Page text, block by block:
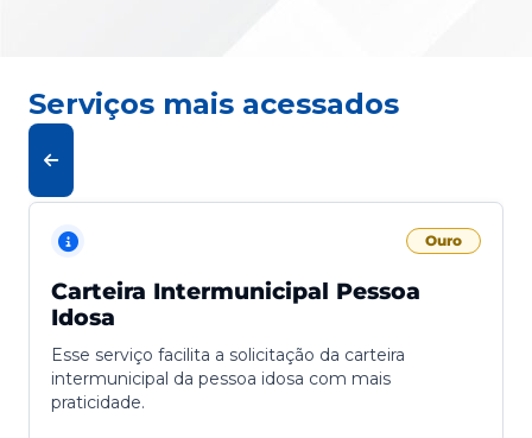
Serviços mais acessados
Ouro
Carteira Intermunicipal Pessoa
Idosa
Esse serviço facilita a solicitação da carteira
intermunicipal da pessoa idosa com mais
praticidade.